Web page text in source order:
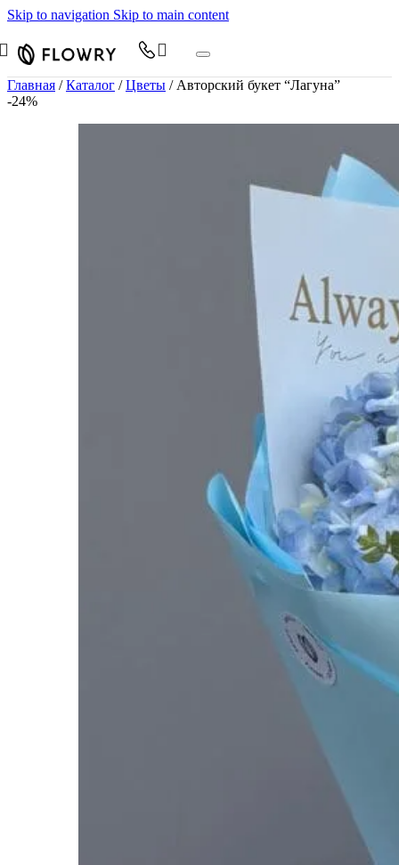
Skip to navigation Skip to main content
Главная /Каталог /Цветы / Авторский букет “Лагуна”
-24%